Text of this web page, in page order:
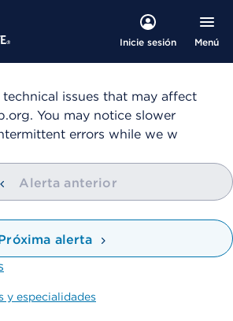
Inicie sesión Menú
issues that may affect
You may notice slower
errors while we w
Alerta anterior
alerta
especialidades
y especialidades